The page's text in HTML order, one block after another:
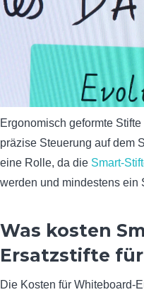
Ergonomisch geformte
präzise Steuerung auf dem
eine Rolle, da die Smart-
werden und mindestens ein
Was kosten
Ersatzstifte
Die Kosten für Whiteboard-